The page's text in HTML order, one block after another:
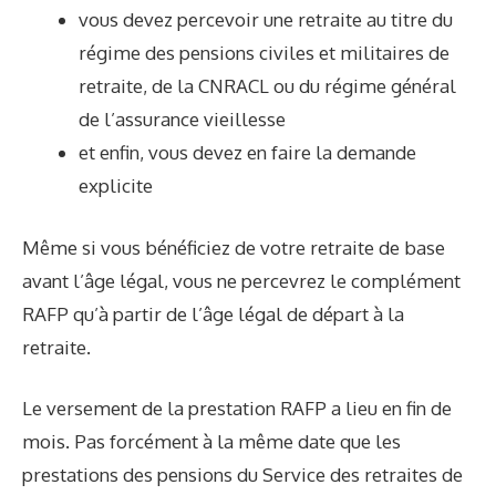
vous devez percevoir une retraite au titre du
régime des pensions civiles et militaires de
retraite, de laCNRACL ou du régime général
de l’assurance vieillesse
et enfin, vous devez en faire la demande
explicite
Même si vous bénéficiez de votre retraite de base
avant l’âge légal, vous ne percevrez le complément
RAFP qu’à partir de l’âge légalde départ à la
retraite.
Le versement de la prestation RAFP a lieu en fin de
mois. Pas forcément à la même date que les
prestations des pensions du Service des retraites de